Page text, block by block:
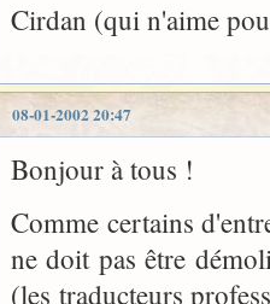
Cirdan (qui n'aime
08-01-2002 20:47
Bonjour à tous !
Comme certains
ne doit pas être
(les traducteurs